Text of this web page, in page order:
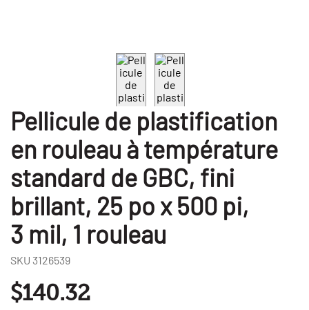
Pellicule de plastification
en rouleau à température
standard de GBC, fini
brillant, 25 po x 500 pi,
3 mil, 1 rouleau
SKU 3126539
$140.32